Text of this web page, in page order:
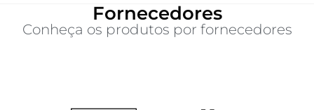
Fornecedores
Conheça os produtos por fornecedores